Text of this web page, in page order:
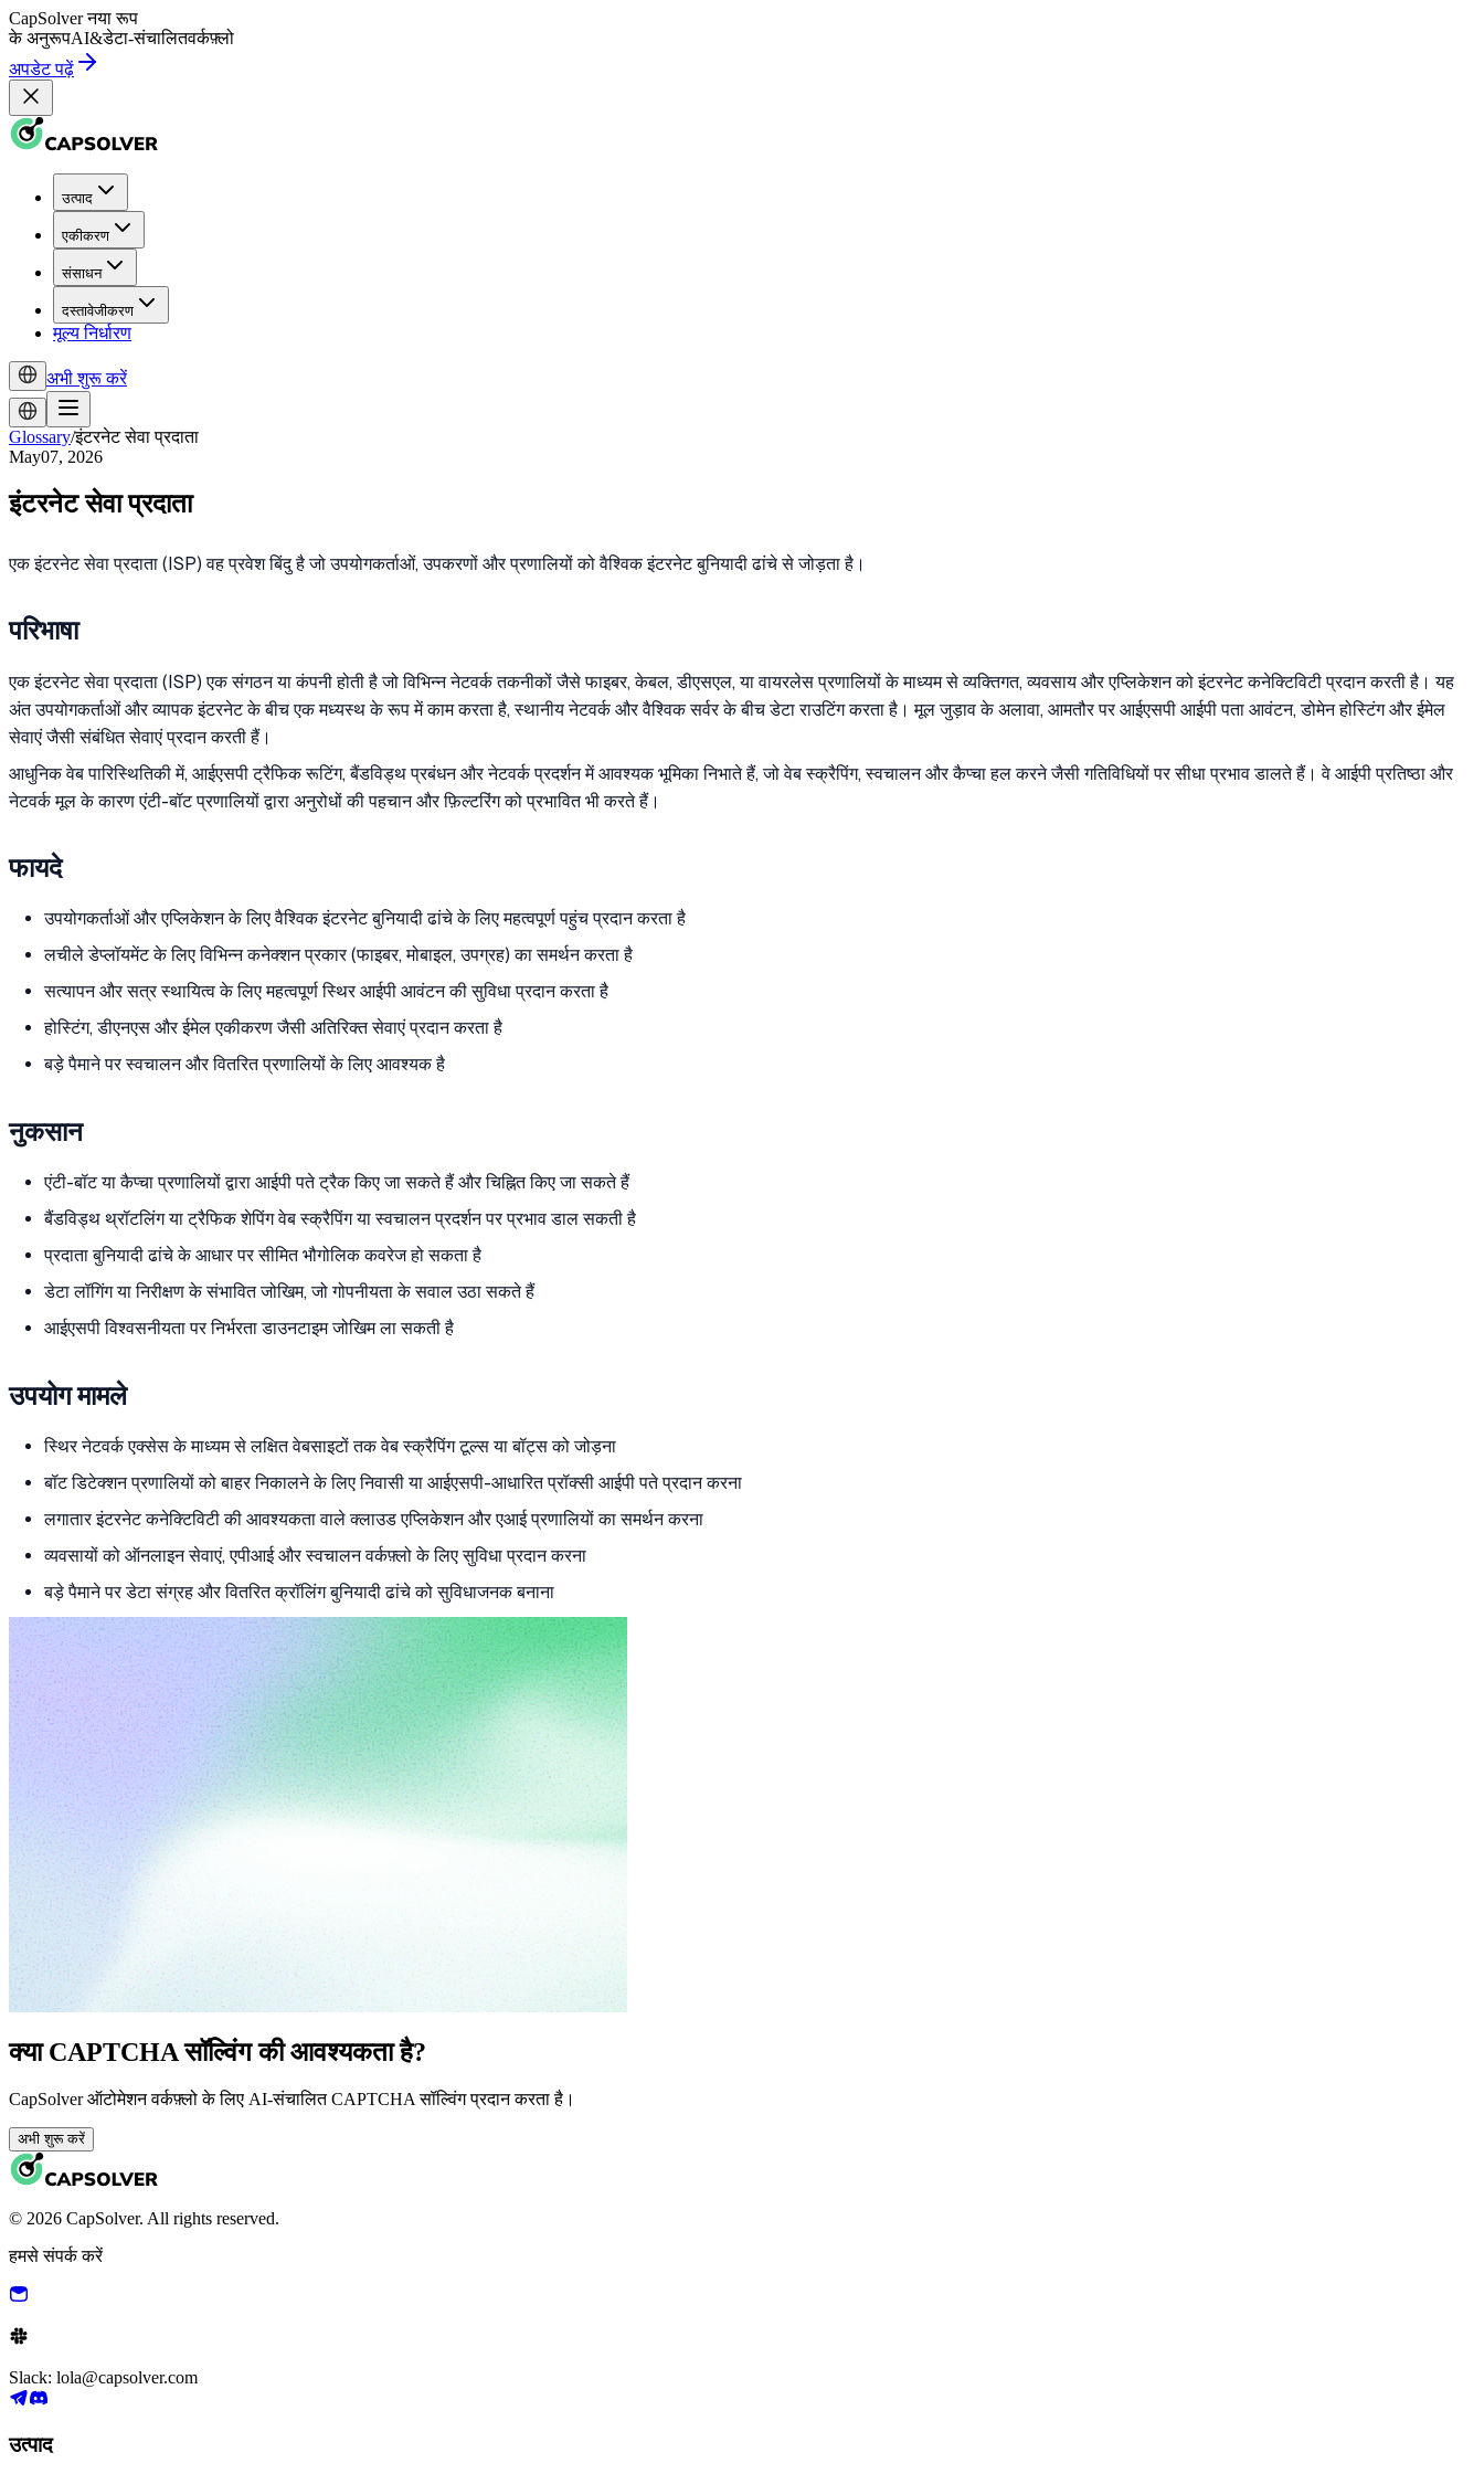
CapSolver नया रूप
के अनुरूपAI&डेटा-संचालितवर्कफ़्लो
अपडेट पढ़ें
उत्पाद
एकीकरण
संसाधन
दस्तावेजीकरण
मूल्य निर्धारण
अभी शुरू करें
Glossary/इंटरनेट सेवा प्रदाता
May07, 2026
इंटरनेट सेवा प्रदाता
एक इंटरनेट सेवा प्रदाता (ISP) वह प्रवेश बिंदु है जो उपयोगकर्ताओं, उपकरणों और प्रणालियों को वैश्विक इंटरनेट बुनियादी ढांचे से जोड़ता है।
परिभाषा
एक इंटरनेट सेवा प्रदाता (ISP) एक संगठन या कंपनी होती है जो विभिन्न नेटवर्क तकनीकों जैसे फाइबर, केबल, डीएसएल, या वायरलेस प्रणालियों के माध्यम से व्यक्तिगत, व्यवसाय और एप्लिकेशन को इंटरनेट कनेक्टिविटी प्रदान करती है। यह
अंत उपयोगकर्ताओं और व्यापक इंटरनेट के बीच एक मध्यस्थ के रूप में काम करता है, स्थानीय नेटवर्क और वैश्विक सर्वर के बीच डेटा राउटिंग करता है। मूल जुड़ाव के अलावा, आमतौर पर आईएसपी आईपी पता आवंटन, डोमेन होस्टिंग और ईमेल
सेवाएं जैसी संबंधित सेवाएं प्रदान करती हैं।
आधुनिक वेब पारिस्थितिकी में, आईएसपी ट्रैफिक रूटिंग, बैंडविड्थ प्रबंधन और नेटवर्क प्रदर्शन में आवश्यक भूमिका निभाते हैं, जो वेब स्क्रैपिंग, स्वचालन और कैप्चा हल करने जैसी गतिविधियों पर सीधा प्रभाव डालते हैं। वे आईपी प्रतिष्ठा और
नेटवर्क मूल के कारण एंटी-बॉट प्रणालियों द्वारा अनुरोधों की पहचान और फ़िल्टरिंग को प्रभावित भी करते हैं।
फायदे
उपयोगकर्ताओं और एप्लिकेशन के लिए वैश्विक इंटरनेट बुनियादी ढांचे के लिए महत्वपूर्ण पहुंच प्रदान करता है
लचीले डेप्लॉयमेंट के लिए विभिन्न कनेक्शन प्रकार (फाइबर, मोबाइल, उपग्रह) का समर्थन करता है
सत्यापन और सत्र स्थायित्व के लिए महत्वपूर्ण स्थिर आईपी आवंटन की सुविधा प्रदान करता है
होस्टिंग, डीएनएस और ईमेल एकीकरण जैसी अतिरिक्त सेवाएं प्रदान करता है
बड़े पैमाने पर स्वचालन और वितरित प्रणालियों के लिए आवश्यक है
नुकसान
एंटी-बॉट या कैप्चा प्रणालियों द्वारा आईपी पते ट्रैक किए जा सकते हैं और चिह्नित किए जा सकते हैं
बैंडविड्थ थ्रॉटलिंग या ट्रैफिक शेपिंग वेब स्क्रैपिंग या स्वचालन प्रदर्शन पर प्रभाव डाल सकती है
प्रदाता बुनियादी ढांचे के आधार पर सीमित भौगोलिक कवरेज हो सकता है
डेटा लॉगिंग या निरीक्षण के संभावित जोखिम, जो गोपनीयता के सवाल उठा सकते हैं
आईएसपी विश्वसनीयता पर निर्भरता डाउनटाइम जोखिम ला सकती है
उपयोग मामले
स्थिर नेटवर्क एक्सेस के माध्यम से लक्षित वेबसाइटों तक वेब स्क्रैपिंग टूल्स या बॉट्स को जोड़ना
बॉट डिटेक्शन प्रणालियों को बाहर निकालने के लिए निवासी या आईएसपी-आधारित प्रॉक्सी आईपी पते प्रदान करना
लगातार इंटरनेट कनेक्टिविटी की आवश्यकता वाले क्लाउड एप्लिकेशन और एआई प्रणालियों का समर्थन करना
व्यवसायों को ऑनलाइन सेवाएं, एपीआई और स्वचालन वर्कफ़्लो के लिए सुविधा प्रदान करना
बड़े पैमाने पर डेटा संग्रह और वितरित क्रॉलिंग बुनियादी ढांचे को सुविधाजनक बनाना
क्या CAPTCHA सॉल्विंग की आवश्यकता है?
CapSolver ऑटोमेशन वर्कफ़्लो के लिए AI-संचालित CAPTCHA सॉल्विंग प्रदान करता है।
अभी शुरू करें
© 2026 CapSolver. All rights reserved.
हमसे संपर्क करें
Slack: lola@capsolver.com
उत्पाद